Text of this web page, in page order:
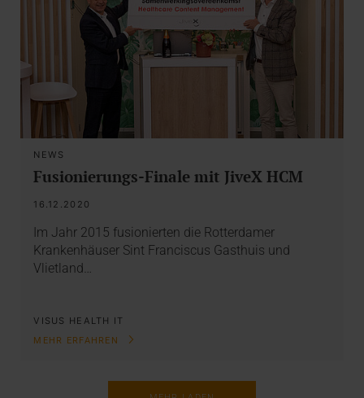
NEWS
Fusionierungs-Finale mit JiveX HCM
16.12.2020
Im Jahr 2015 fusionierten die Rotterdamer
Krankenhäuser Sint Franciscus Gasthuis und
Vlietland…
VISUS HEALTH IT
MEHR ERFAHREN